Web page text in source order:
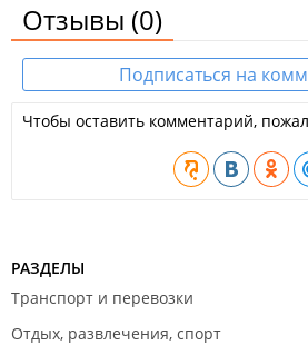
Отзывы (0)
Подписаться на
Чтобы оставить комментарий,
РАЗДЕЛЫ
Транспорт и перевозки
Отдых, развлечения, спорт